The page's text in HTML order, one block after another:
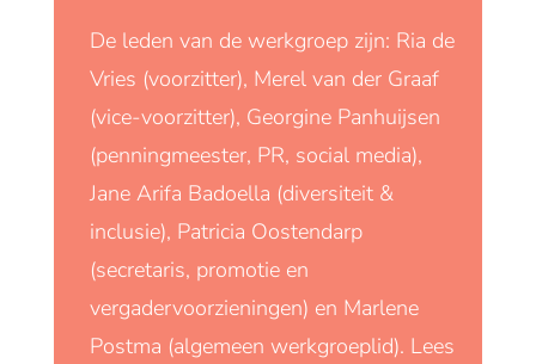
De leden van de werkgroep zijn: Ria de
Vries (voorzitter), Merel van der Graaf
(vice-voorzitter), Georgine Panhuijsen
(penningmeester, PR, social media),
Jane Arifa Badoella (diversiteit &
inclusie), Patricia Oostendarp
(secretaris, promotie en
vergadervoorzieningen) en Marlene
Postma (algemeen werkgroeplid). Lees